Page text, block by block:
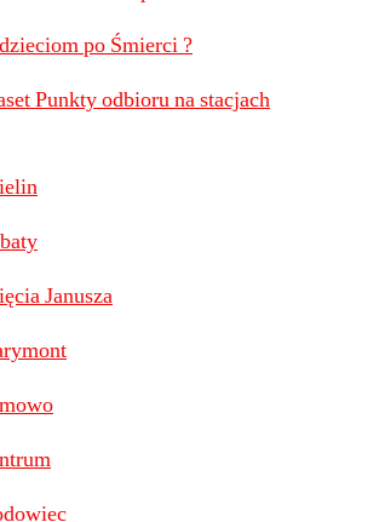
po Śmierci ?
Punkty odbioru na stacjach
Janusza